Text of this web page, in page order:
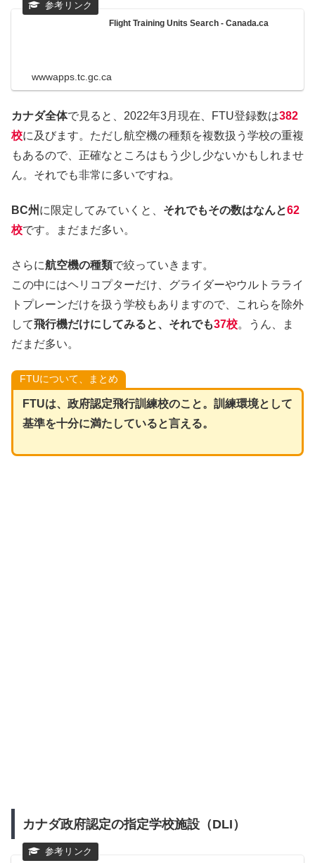
Flight Training Units Search - Canada.ca
wwwapps.tc.gc.ca
カナダ全体で見ると、2022年3月現在、FTU登録数は382
校に及びます。ただし航空機の種類を複数扱う学校の重複
もあるので、正確なところはもう少し少ないかもしれませ
ん。それでも非常に多いですね。
BC州 に限定してみていくと、 それでもその数はなんと62
校です。まだまだ多い。
さらに航空機の種類で絞っていきます。
この中にはヘリコプターだけ、グライダーやウルトラライ
トプレーンだけを扱う学校もありますので、これらを除外
して飛行機だけにしてみると、それでも37校。うん、ま
だまだ多い。
FTUについて、まとめ
FTUは、政府認定飛行訓練校のこと。訓練環境として
基準を十分に満たしていると言える。
カナダ政府認定の指定学校施設（DLI）